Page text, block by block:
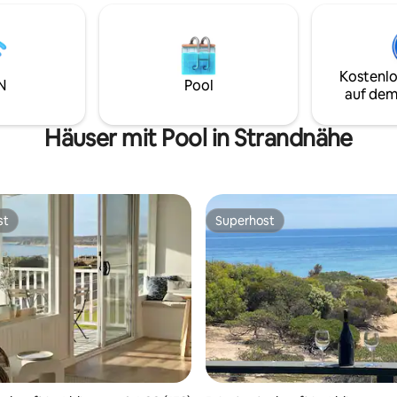
von den vorherrschenden
im Freien mit
- Grill -Kanal-Klimaanlage -
-Volles
Sichere Garage -In der Nähe
und Cafés - Tolle
Küche Mahlzeiten zu kochen
draußen zu gehen, um die
zu genießen. Zwei
Waschküche in der
zentrale Kühlung und
zuhause fühlst.
Pool
auf
Häuser mit Pool in Strandnähe
Superhost
Superhost